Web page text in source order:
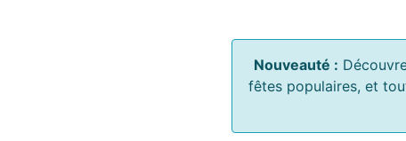
Nouveauté :
fêtes populaires, et